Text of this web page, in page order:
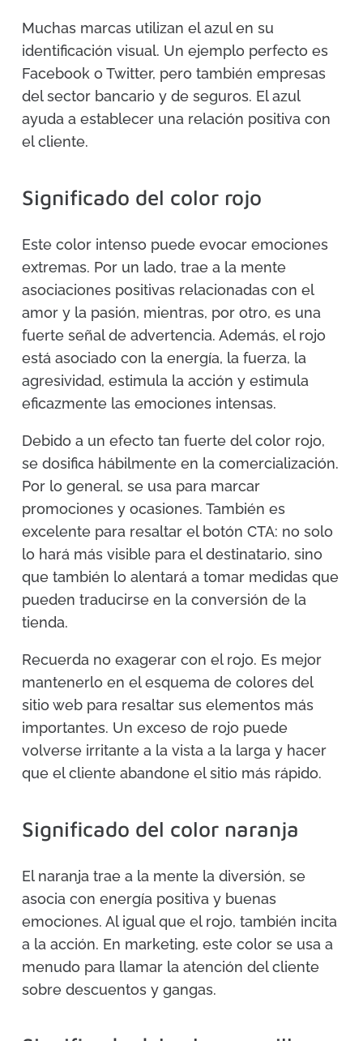
Muchas marcas utilizan el azul en su
identificación visual. Un ejemplo perfecto es
Facebook o Twitter, pero también empresas
del sector bancario y de seguros. El azul
ayuda a establecer una relación positiva con
el cliente.
Significado del color rojo
Este color intenso puede evocar emociones
extremas. Por un lado, trae a la mente
asociaciones positivas relacionadas con el
amor y la pasión, mientras, por otro, es una
fuerte señal de advertencia. Además, el rojo
está asociado con la energía, la fuerza, la
agresividad, estimula la acción y estimula
eficazmente las emociones intensas.
Debido a un efecto tan fuerte del color rojo,
se dosifica hábilmente en la comercialización.
Por lo general, se usa para marcar
promociones y ocasiones. También es
excelente para resaltar el botón CTA: no solo
lo hará más visible para el destinatario, sino
que también lo alentará a tomar medidas que
pueden traducirse en la conversión de la
tienda.
Recuerda no exagerar con el rojo. Es mejor
mantenerlo en el esquema de colores del
sitio web para resaltar sus elementos más
importantes. Un exceso de rojo puede
volverse irritante a la vista a la larga y hacer
que el cliente abandone el sitio más rápido.
Significado del color naranja
El naranja trae a la mente la diversión, se
asocia con energía positiva y buenas
emociones. Al igual que el rojo, también incita
a la acción. En marketing, este color se usa a
menudo para llamar la atención del cliente
sobre descuentos y gangas.